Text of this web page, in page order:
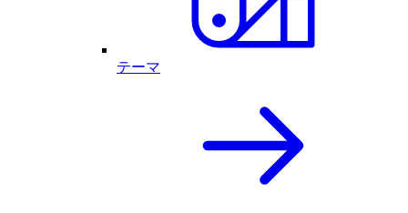
テーマ